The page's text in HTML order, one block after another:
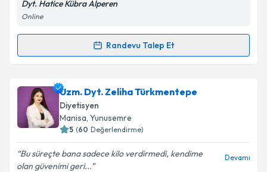
Kişisel verilerimin işlenmesine ilişkin
Metni'ni okudum ve kişisel verilerimin belirtilen
Takvim Talebini Gönder
Dyt. Hatice Kübra Alperen
Online
Randevu Talep Et
Randevu Takvimi Talebi
Dyt. Hatice Kübra Alpereniçin randevu takvimi
talebi oluşturun. Size bu uzmandan randevu almanız
için bir takvim hazırlandığında e-posta ile
bilgilendireceğiz.
E-posta Adresiniz
Uzm. Dyt. Zeliha Türkmentepe
Diyetisyen
Manisa, Yunusemre
5 (60 Değerlendirme)
Bu süreçte bana sadece kilo verdirmedi, kendime
olan güvenimi geri...
Devamı